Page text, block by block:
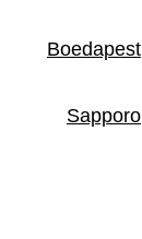
Boedapest
Sapporo